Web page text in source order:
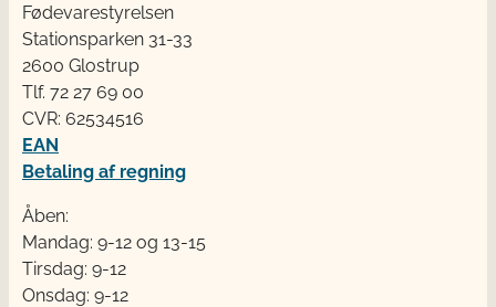
Fødevarestyrelsen
Stationsparken 31-33
2600 Glostrup
Tlf. 72 2​​​7 69 00
CVR: 62534516
EAN
Betaling af regning
Åben:
Mandag: 9-12 og 13-15
Tirsdag: 9-12
Onsdag: 9-12